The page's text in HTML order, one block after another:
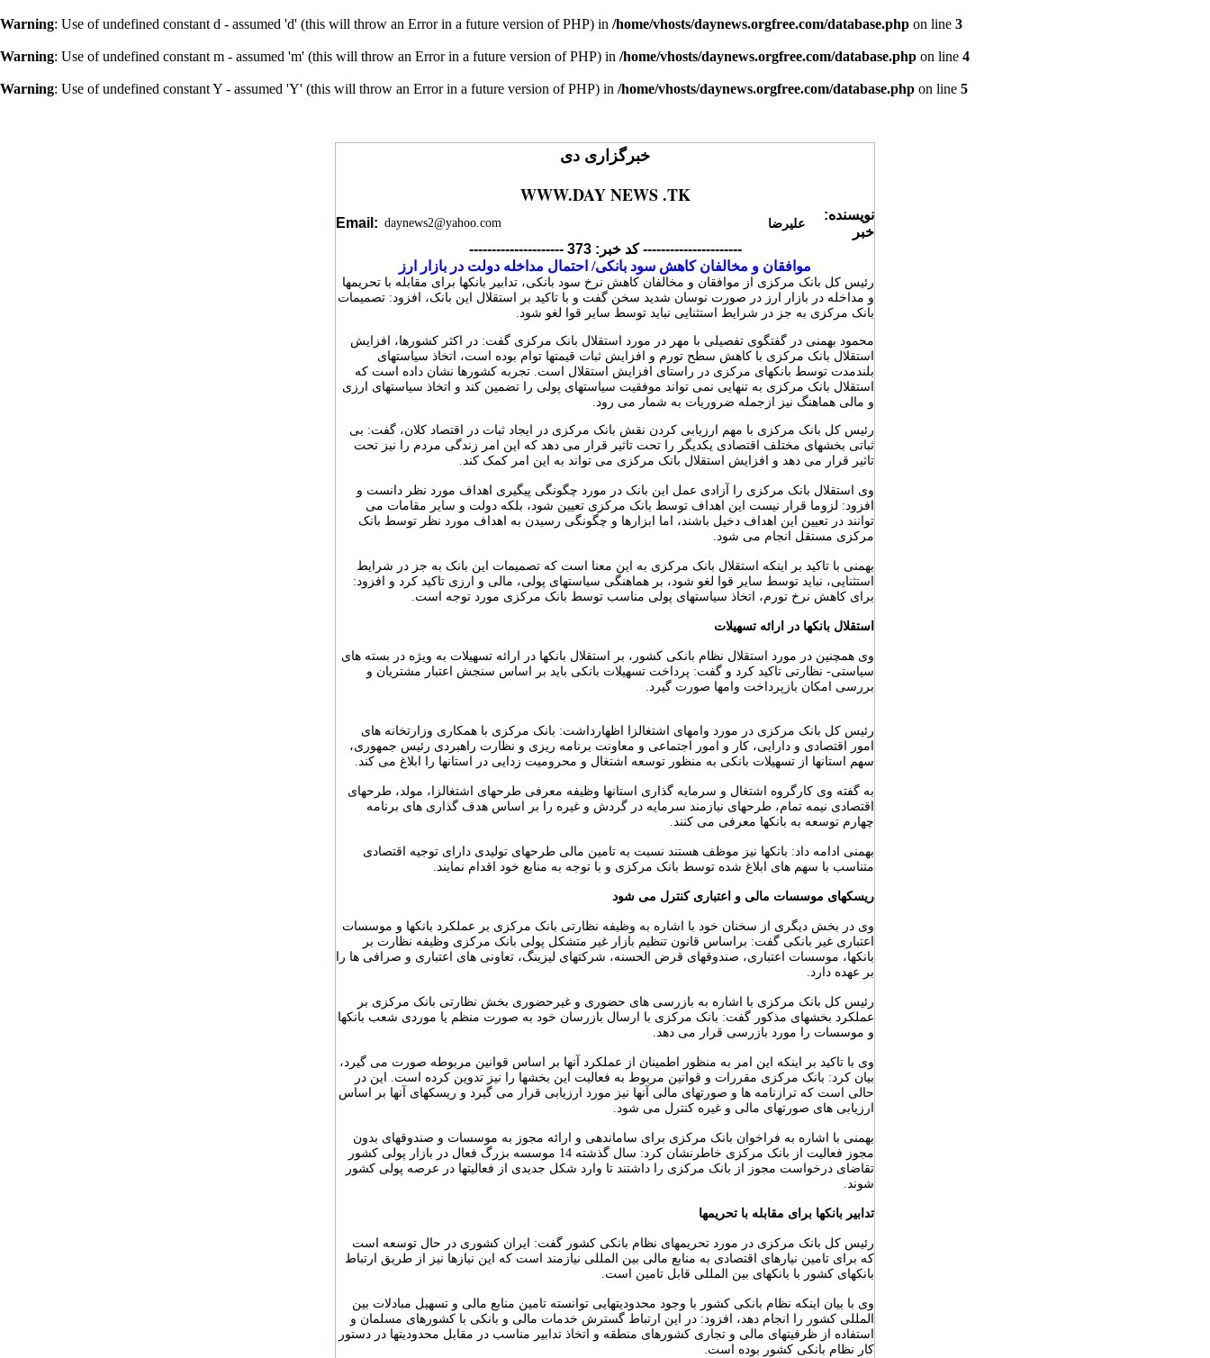
Warning: Use of undefined constant d - assumed 'd' (this will throw an Error in a future version of PHP) in /home/vhosts/daynews.orgfree.com/database.php on line 3
Warning: Use of undefined constant m - assumed 'm' (this will throw an Error in a future version of PHP) in /home/vhosts/daynews.orgfree.com/database.php on line 4
Warning: Use of undefined constant Y - assumed 'Y' (this will throw an Error in a future version of PHP) in /home/vhosts/daynews.orgfree.com/database.php on line 5
خبرگزاری دی
WWW.DAY NEWS .TK
Email: daynews2@yahoo.com علیرضا
:نويسنده
خبر
--------------------- کد خبر: 373 ----------------------
موافقان و مخالفان کاهش سود بانکی/ احتمال مداخله دولت در بازار ارز
رئیس کل بانک مرکزی از موافقان و مخالفان کاهش نرخ سود بانکی، تدابیر بانکها برای مقابله با تحریمها
و مداخله در بازار ارز در صورت نوسان شدید سخن گفت و با تاکید بر استقلال این بانک، افزود: تصمیمات
بانک مرکزی به جز در شرایط استثنایی نباید توسط سایر قوا لغو شود.
محمود بهمنی در گفتگوی تفصیلی با مهر در مورد استقلال بانک مرکزی گفت: در اکثر کشورها، افزایش
استقلال بانک مرکزی با کاهش سطح تورم و افزایش ثبات قیمتها توام بوده است، اتخاذ سیاستهای
بلندمدت توسط بانکهای مرکزی در راستای افزایش استقلال است. تجربه کشورها نشان داده است که
استقلال بانک مرکزی به تنهایی نمی تواند موفقیت سیاستهای پولی را تضمین کند و اتخاذ سیاستهای ارزی
و مالی هماهنگ نیز ازجمله ضروریات به شمار می رود.
رئیس کل بانک مرکزی با مهم ارزیابی کردن نقش بانک مرکزی در ایجاد ثبات در اقتصاد کلان، گفت: بی
ثباتی بخشهای مختلف اقتصادی یکدیگر را تحت تاثیر قرار می دهد که این امر زندگی مردم را نیز تحت
تاثیر قرار می دهد و افزایش استقلال بانک مرکزی می تواند به این امر کمک کند.
وی استقلال بانک مرکزی را آزادی عمل این بانک در مورد چگونگی پیگیری اهداف مورد نظر دانست و
افزود: لزوما قرار نیست این اهداف توسط بانک مرکزی تعیین شود، بلکه دولت و سایر مقامات می
توانند در تعیین این اهداف دخیل باشند، اما ابزارها و چگونگی رسیدن به اهداف مورد نظر توسط بانک
مرکزی مستقل انجام می شود.
بهمنی با تاکید بر اینکه استقلال بانک مرکزی به این معنا است که تصمیمات این بانک به جز در شرایط
استثنایی، نباید توسط سایر قوا لغو شود، بر هماهنگی سیاستهای پولی، مالی و ارزی تاکید کرد و افزود:
برای کاهش نرخ تورم، اتخاذ سیاستهای پولی مناسب توسط بانک مرکزی مورد توجه است.
استقلال بانکها در ارائه تسهیلات
وی همچنین در مورد استقلال نظام بانکی کشور، بر استقلال بانکها در ارائه تسهیلات به ویژه در بسته های
سیاستی- نظارتی تاکید کرد و گفت: پرداخت تسهیلات بانکی باید بر اساس سنجش اعتبار مشتریان و
بررسی امکان بازپرداخت وامها صورت گیرد.
رئیس کل بانک مرکزی در مورد وامهای اشتغالزا اظهارداشت: بانک مرکزی با همکاری وزارتخانه های
امور اقتصادی و دارایی، کار و امور اجتماعی و معاونت برنامه ریزی و نظارت راهبردی رئیس جمهوری،
سهم استانها از تسهیلات بانکی به منظور توسعه اشتغال و محرومیت زدایی در استانها را ابلاغ می کند.
به گفته وی کارگروه اشتغال و سرمایه گذاری استانها وظیفه معرفی طرحهای اشتغالزا، مولد، طرحهای
اقتصادی نیمه تمام، طرحهای نیازمند سرمایه در گردش و غیره را بر اساس هدف گذاری های برنامه
چهارم توسعه به بانکها معرفی می کنند.
بهمنی ادامه داد: بانکها نیز موظف هستند نسبت به تامین مالی طرحهای تولیدی دارای توجیه اقتصادی
متناسب با سهم های ابلاغ شده توسط بانک مرکزی و با توجه به منابع خود اقدام نمایند.
ریسکهای موسسات مالی و اعتباری کنترل می شود
وی در بخش دیگری از سخنان خود با اشاره به وظیفه نظارتی بانک مرکزی بر عملکرد بانکها و موسسات
اعتباری غیر بانکی گفت: براساس قانون تنظیم بازار غیر متشکل پولی بانک مرکزی وظیفه نظارت بر
بانکها، موسسات اعتباری، صندوقهای قرض الحسنه، شرکتهای لیزینگ، تعاونی های اعتباری و صرافی ها را
بر عهده دارد.
رئیس کل بانک مرکزی با اشاره به بازرسی های حضوری و غیرحضوری بخش نظارتی بانک مرکزی بر
عملکرد بخشهای مذکور گفت: بانک مرکزی با ارسال بازرسان خود به صورت منظم یا موردی شعب بانکها
و موسسات را مورد بازرسی قرار می دهد.
وی با تاکید بر اینکه این امر به منظور اطمینان از عملکرد آنها بر اساس قوانین مربوطه صورت می گیرد،
بیان کرد: بانک مرکزی مقررات و قوانین مربوط به فعالیت این بخشها را نیز تدوین کرده است. این در
حالی است که ترازنامه ها و صورتهای مالی آنها نیز مورد ارزیابی قرار می گیرد و ریسکهای آنها بر اساس
ارزیابی های صورتهای مالی و غیره کنترل می شود.
بهمنی با اشاره به فراخوان بانک مرکزی برای ساماندهی و ارائه مجوز به موسسات و صندوقهای بدون
مجوز فعالیت از بانک مرکزی خاطرنشان کرد: سال گذشته 14 موسسه بزرگ فعال در بازار پولی کشور
تقاضای درخواست مجوز از بانک مرکزی را داشتند تا وارد شکل جدیدی از فعالیتها در عرصه پولی کشور
شوند.
تدابیر بانکها برای مقابله با تحریمها
رئیس کل بانک مرکزی در مورد تحریمهای نظام بانکی کشور گفت: ایران کشوری در حال توسعه است
که برای تامین نیارهای اقتصادی به منابع مالی بین المللی نیازمند است که این نیازها نیز از طریق ارتباط
بانکهای کشور با بانکهای بین المللی قابل تامین است.
وی با بیان اینکه نظام بانکی کشور با وجود محدودیتهایی توانسته تامین منابع مالی و تسهیل مبادلات بین
المللی کشور را انجام دهد‏‎، افزود: در این ارتباط گسترش خدمات مالی و بانکی با کشورهای مسلمان و
استفاده از ظرفیتهای مالی و تجاری کشورهای منطقه و اتخاذ تدابیر مناسب در مقابل محدودیتها در دستور
کار نظام بانکی کشور بوده است.